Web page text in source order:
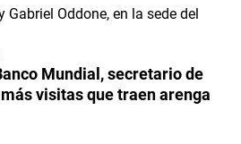
Mundial, secretario de
más visitas que traen arenga